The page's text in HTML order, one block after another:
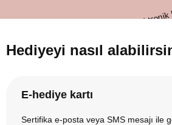
Hediyeyi nasıl
E-hediye kartı
Sertifika e-posta veya SMS mesajı ile